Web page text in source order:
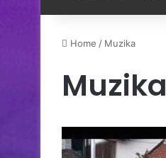
Home / Muzika
Muzika